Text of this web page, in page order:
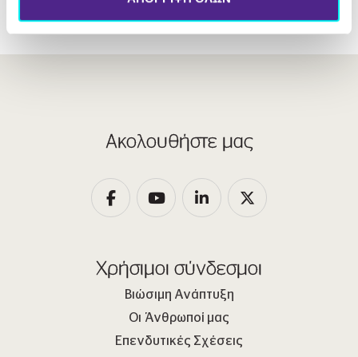
Ακολουθήστε μας
Χρήσιμοι σύνδεσμοι
Βιώσιμη Ανάπτυξη
Οι Άνθρωποί μας
Επενδυτικές Σχέσεις